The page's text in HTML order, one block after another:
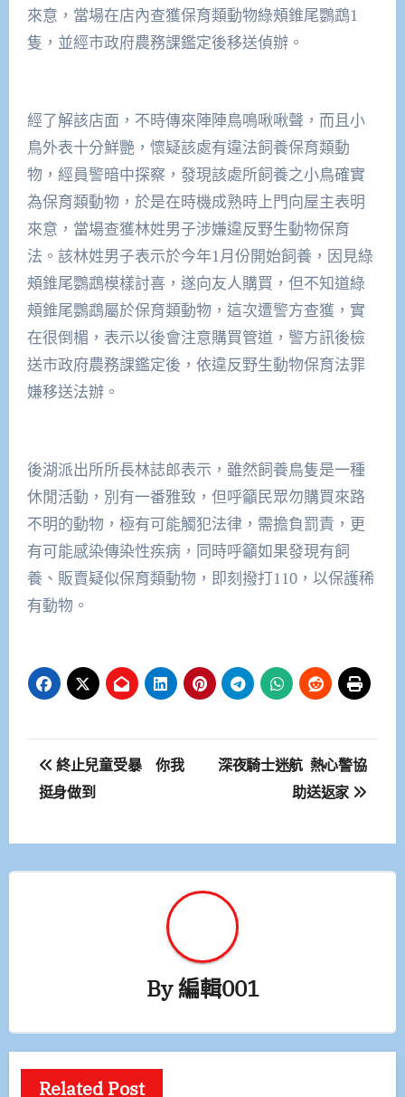
來意，當場在店內查獲保育類動物綠頰錐尾鸚鵡1
隻，並經市政府農務課鑑定後移送偵辦。
經了解該店面，不時傳來陣陣鳥鳴啾啾聲，而且小
鳥外表十分鮮艷，懷疑該處有違法飼養保育類動
物，經員警暗中探察，發現該處所飼養之小鳥確實
為保育類動物，於是在時機成熟時上門向屋主表明
來意，當場查獲林姓男子涉嫌違反野生動物保育
法。該林姓男子表示於今年1月份開始飼養，因見綠
頰錐尾鸚鵡模樣討喜，遂向友人購買，但不知道綠
頰錐尾鸚鵡屬於保育類動物，這次遭警方查獲，實
在很倒楣，表示以後會注意購買管道，警方訊後檢
送市政府農務課鑑定後，依違反野生動物保育法罪
嫌移送法辦。
後湖派出所所長林誌郎表示，雖然飼養鳥隻是一種
休閒活動，別有一番雅致，但呼籲民眾勿購買來路
不明的動物，極有可能觸犯法律，需擔負罰責，更
有可能感染傳染性疾病，同時呼籲如果發現有飼
養、販賣疑似保育類動物，即刻撥打110，以保護稀
有動物。
文
章
覽
終止兒童受暴 你我
挺身做到
深夜騎士迷航 熱心警協
助送返家
By編輯001
Related Post